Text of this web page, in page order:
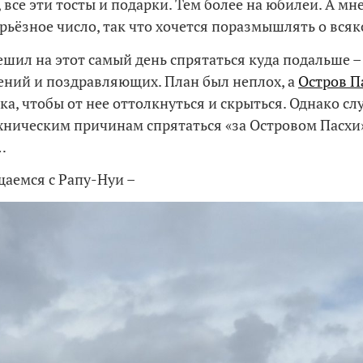
все эти тосты и подарки. Тем более на юбилеи. А
число, так что хочется поразмышлять о
на этот самый день спрятаться куда подальше
и поздравляющих. План был неплох, а Остров
чтобы от нее оттолкнуться и скрыться. Однако
причинам спрятаться «за Островом
с Рапу-Нуи –